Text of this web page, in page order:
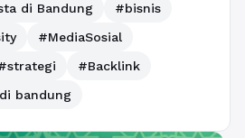
di Bandung
#bisnis
#MediaSosial
#Backlink
bandung